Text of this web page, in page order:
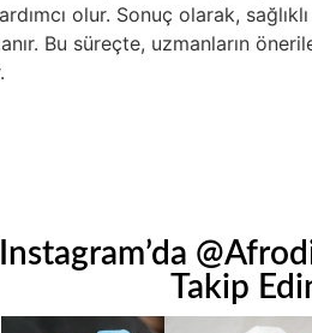
olur. Sonuç olarak,
Bu süreçte, uzmanların
Instagram’da
Takip